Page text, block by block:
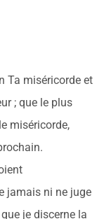
Ta miséricorde et
; que le plus
miséricorde,
jamais ni ne juge
je discerne la